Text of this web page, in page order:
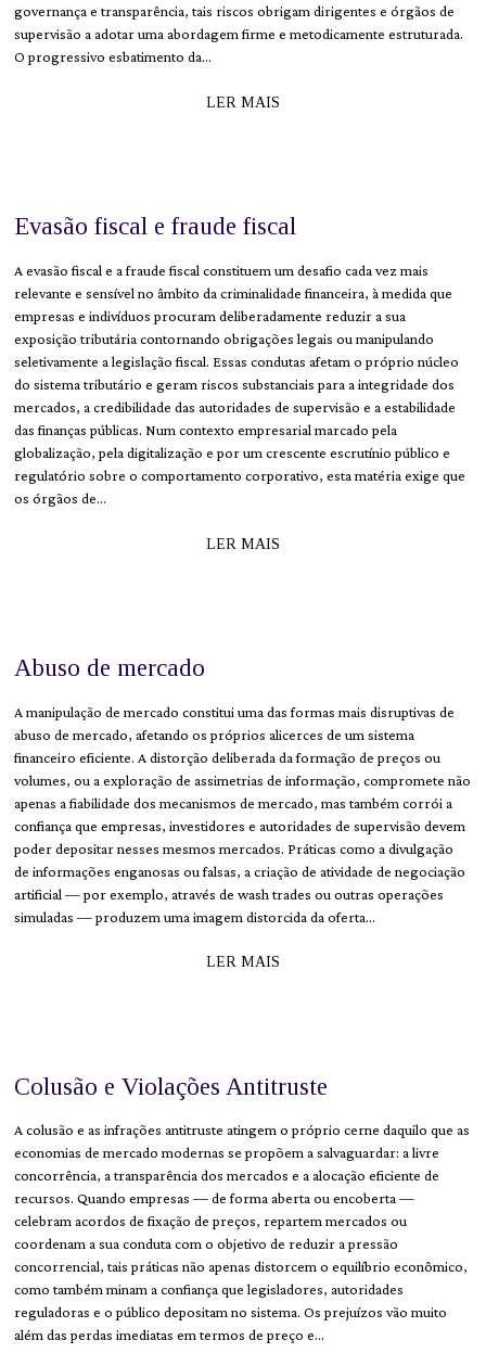
governança e transparência, tais riscos obrigam dirigentes e órgãos de
supervisão a adotar uma abordagem firme e metodicamente estruturada.
O progressivo esbatimento da…
LER MAIS
Evasão fiscal e fraude fiscal
A evasão fiscal e a fraude fiscal constituem um desafio cada vez mais
relevante e sensível no âmbito da criminalidade financeira, à medida que
empresas e indivíduos procuram deliberadamente reduzir a sua
exposição tributária contornando obrigações legais ou manipulando
seletivamente a legislação fiscal. Essas condutas afetam o próprio núcleo
do sistema tributário e geram riscos substanciais para a integridade dos
mercados, a credibilidade das autoridades de supervisão e a estabilidade
das finanças públicas. Num contexto empresarial marcado pela
globalização, pela digitalização e por um crescente escrutínio público e
regulatório sobre o comportamento corporativo, esta matéria exige que
os órgãos de…
LER MAIS
Abuso de mercado
A manipulação de mercado constitui uma das formas mais disruptivas de
abuso de mercado, afetando os próprios alicerces de um sistema
financeiro eficiente. A distorção deliberada da formação de preços ou
volumes, ou a exploração de assimetrias de informação, compromete não
apenas a fiabilidade dos mecanismos de mercado, mas também corrói a
confiança que empresas, investidores e autoridades de supervisão devem
poder depositar nesses mesmos mercados. Práticas como a divulgação
de informações enganosas ou falsas, a criação de atividade de negociação
artificial — por exemplo, através de wash trades ou outras operações
simuladas — produzem uma imagem distorcida da oferta…
LER MAIS
Colusão e Violações Antitruste
A colusão e as infrações antitruste atingem o próprio cerne daquilo que as
economias de mercado modernas se propõem a salvaguardar: a livre
concorrência, a transparência dos mercados e a alocação eficiente de
recursos. Quando empresas — de forma aberta ou encoberta —
celebram acordos de fixação de preços, repartem mercados ou
coordenam a sua conduta com o objetivo de reduzir a pressão
concorrencial, tais práticas não apenas distorcem o equilíbrio econômico,
como também minam a confiança que legisladores, autoridades
reguladoras e o público depositam no sistema. Os prejuízos vão muito
além das perdas imediatas em termos de preço e…